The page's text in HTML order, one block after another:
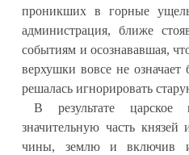
проникших в горные
администрация, ближе
событиям и осознававшая,
верхушки вовсе не
решалась игнорировать
В результате царское
значительную часть
чины, землю и включив